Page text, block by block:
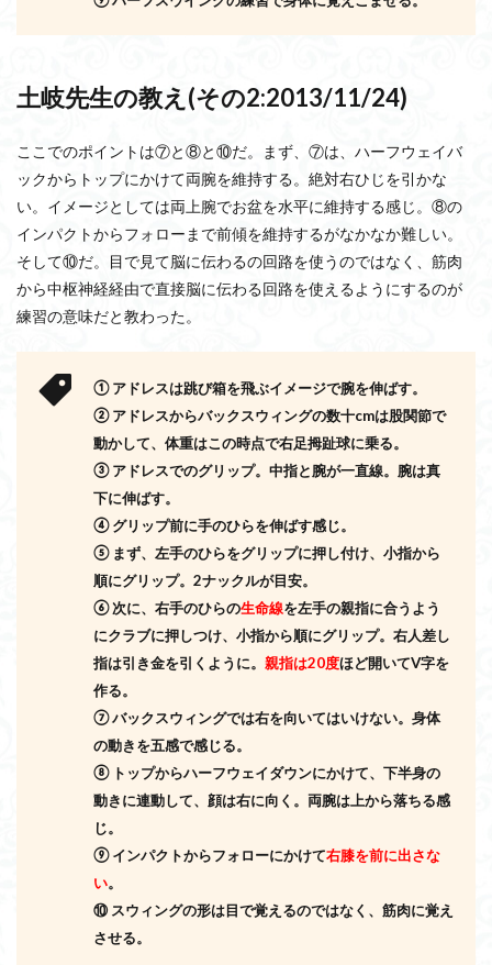
土岐先生の教え(その2:2013/11/24)
ここでのポイントは⑦と⑧と⑩だ。まず、⑦は、ハーフウェイバ
ックからトップにかけて両腕を維持する。絶対右ひじを引かな
い。イメージとしては両上腕でお盆を水平に維持する感じ。⑧の
インパクトからフォローまで前傾を維持するがなかなか難しい。
そして⑩だ。目で見て脳に伝わるの回路を使うのではなく、筋肉
から中枢神経経由で直接脳に伝わる回路を使えるようにするのが
練習の意味だと教わった。
① アドレスは跳び箱を飛ぶイメージで腕を伸ばす。
② アドレスからバックスウィングの数十cmは股関節で
動かして、 体重はこの時点で右足拇趾球に乗る。
③ アドレスでのグリップ。中指と腕が一直線。腕は真
下に伸ばす。
④ グリップ前に手のひらを伸ばす感じ。
⑤ まず、左手のひらをグリップに押し付け、小指から
順にグリップ。 2ナックルが目安。
⑥ 次に、右手のひらの生命線を左手の親指に合うよう
にクラブに押しつけ、 小指から順にグリップ。右人差し
指は引き金を引くように。 親指は20度ほど開いてV字を
作る。
⑦バックスウィングでは右を向いてはいけない。身体
の動きを五感で感じる。
⑧ トップからハーフウェイダウンにかけて、下半身の
動きに連動して、 顔は右に向く。 両腕は上から落ちる感
じ。
⑨ インパクトからフォローにかけて右膝を前に出さな
い。
⑩ スウィングの形は目で覚えるのではなく、筋肉に覚え
させる。